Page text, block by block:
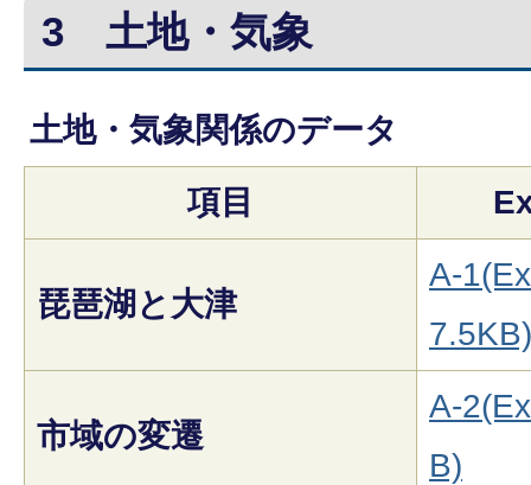
3 土地・気象
土地・気象関係のデータ
項目
琵琶湖と大津
A-
7.5KB)
市域の変遷
A-
B)